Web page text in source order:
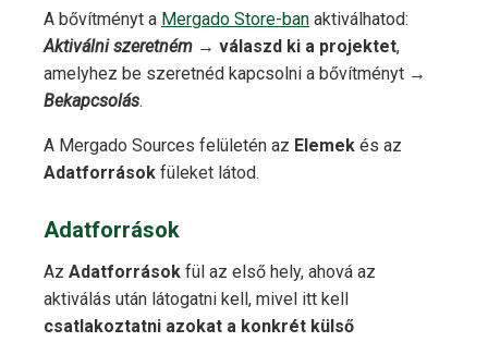
A bővítményt a Mergado Store-ban aktiválhatod:
Aktiválni szeretném → válaszd ki a projektet,
amelyhez be szeretnéd kapcsolni a bővítményt →
Bekapcsolás.
A Mergado Sources felületén az Elemek és az
Adatforrások füleket látod.
Adatforrások
Az Adatforrások fül az első hely, ahová az
aktiválás után látogatni kell, mivel itt kell
csatlakoztatni azokat a konkrét külső